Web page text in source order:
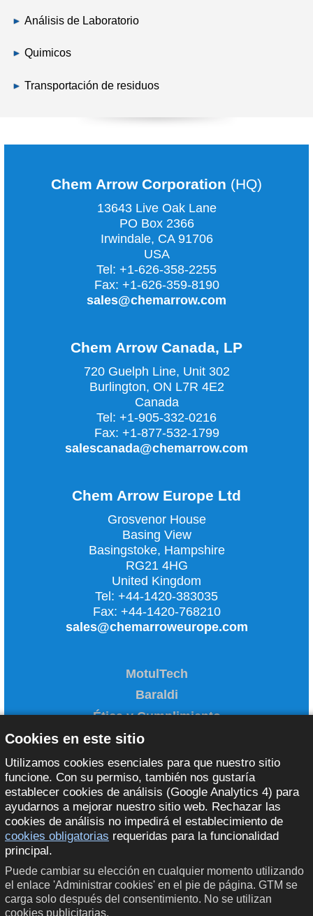
Cookies en este sitio
Utilizamos cookies esenciales para que nuestro sitio
funcione. Con su permiso, también nos gustaría
establecer cookies de análisis (Google Analytics 4) para
ayudarnos a mejorar nuestro sitio web. Rechazar las
cookies de análisis no impedirá el establecimiento de
cookies obligatorias requeridas para la funcionalidad
principal.
Puede cambiar su elección en cualquier momento utilizando
el enlace 'Administrar cookies' en el pie de página. GTM se
carga solo después del consentimiento. No se utilizan
cookies publicitarias.
Análisis de Laboratorio
Quimicos
Transportación de residuos
Chem Arrow Corporation (HQ)
13643 Live Oak Lane
PO Box 2366
Irwindale, CA 91706
USA
Tel: +1-626-358-2255
Fax: +1-626-359-8190
sales@chemarrow.com
Chem Arrow Canada, LP
720 Guelph Line, Unit 302
Burlington, ON L7R 4E2
Canada
Tel: +1-905-332-0216
Fax: +1-877-532-1799
salescanada@chemarrow.com
Chem Arrow Europe Ltd
Grosvenor House
Basing View
Basingstoke, Hampshire
RG21 4HG
United Kingdom
Tel: +44-1420-383035
Fax: +44-1420-768210
sales@chemarroweurope.com
MotulTech
Baraldi
Ética y Cumplimiento
Administrar cookies
© 2026 Chem Arrow Corporation